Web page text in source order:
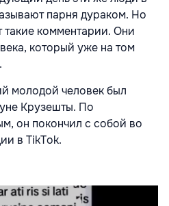
парня дураком. Но
такие комментарии. Они
который уже на том
молодой человек был
Крузешты. По
он покончил с собой во
в TikTok.